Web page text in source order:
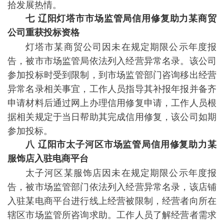
拾发展热情。
七 辽阳灯塔市市场监管局信用修复助力某商贸
公司重获投标资格
灯塔市某商贸公司因未在规定期限公示年度报
告，被市市场监管局依法列入经营异常名录。该公司
参加投标时受到限制，到市场监管部门咨询移出经营
异常名录相关事宜，工作人员指导其补报年报并备齐
申请材料后通过网上办理信用修复申请，工作人员根
据相关规定于当日帮助其完成信用修复，该公司如期
参加投标。
八 辽阳市太子河区市场监管局信用修复助力某
服饰店入驻电商平台
太子河区某服饰店因未在规定期限公示年度报
告，被市场监管部门依法列入经营异常名录，该店铺
入驻某电商平台进行线上经营被限制，经营者向所在
辖区市场监管所咨询求助。工作人员了解经营者需求